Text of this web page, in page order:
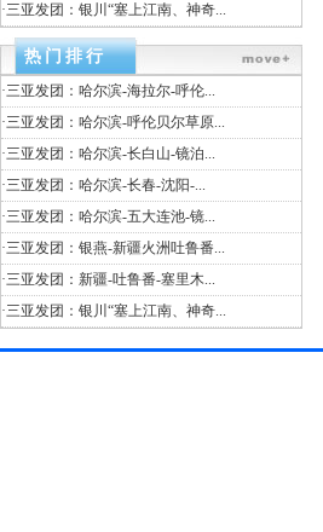
·三亚发团：银川“塞上江南、神奇...
热门排行
·三亚发团：哈尔滨-海拉尔-呼伦...
·三亚发团：哈尔滨-呼伦贝尔草原...
·三亚发团：哈尔滨-长白山-镜泊...
·三亚发团：哈尔滨-长春-沈阳-...
·三亚发团：哈尔滨-五大连池-镜...
·三亚发团：银燕-新疆火洲吐鲁番...
·三亚发团：新疆-吐鲁番-塞里木...
·三亚发团：银川“塞上江南、神奇...